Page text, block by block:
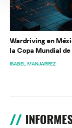
Wardriving en
la Copa Mundial
ISABEL MANJARREZ